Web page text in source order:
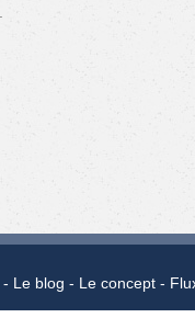
Le blog Le concept